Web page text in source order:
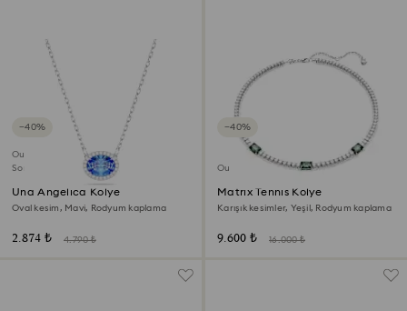
−40%
Outlet
Son Şans
Una Angelica Kolye
Oval kesim, Mavi, Rodyum kaplama
2.874 ₺ 4.790 ₺
−40%
Outlet
Matrix Tennis Kolye
Karışık kesimler, Yeşil, Rodyum kaplama
9.600 ₺ 16.000 ₺